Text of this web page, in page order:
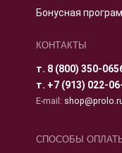
Бонусная
КОНТАКТЫ
т. 8 (800) 350-
т. +7 (913) 022-
E-mail:
СПОСОБЫ